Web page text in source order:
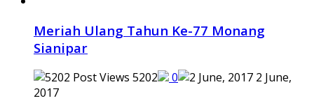
Meriah Ulang Tahun Ke-77 Monang
Sianipar
5202 0
2 June,
2017